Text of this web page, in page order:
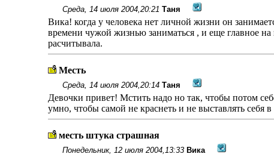
Среда, 14 июля 2004,20:21 Таня
Вика! когда у человека нет личной жизни он
времени чужой жизнью заниматься , и еще главное на
расчитывала.
Месть
Среда, 14 июля 2004,20:14 Таня
Девочки привет! Мстить надо но так, чтобы потом
умно, чтобы самой не краснеть и не выставлять себя
месть штука страшная
Понедельник, 12 июля 2004,13:33 Вика